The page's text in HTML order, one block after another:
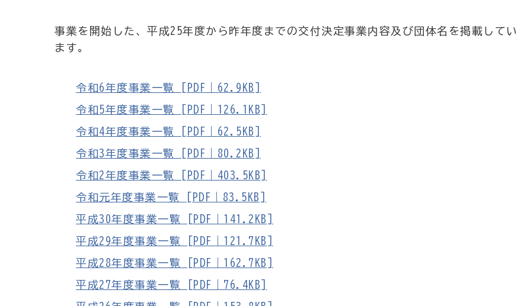
事業を開始した、平成25年度から昨年度までの交付決定事業内容及び団体名を掲載してい
ます。
令和6年度事業一覧 [PDF｜62.9KB]
令和5年度事業一覧 [PDF｜126.1KB]
令和4年度事業一覧 [PDF｜62.5KB]
令和3年度事業一覧 [PDF｜80.2KB]
令和2年度事業一覧 [PDF｜403.5KB]
令和元年度事業一覧 [PDF｜83.5KB]
平成30年度事業一覧 [PDF｜141.2KB]
平成29年度事業一覧 [PDF｜121.7KB]
平成28年度事業一覧 [PDF｜162.7KB]
平成27年度事業一覧 [PDF｜76.4KB]